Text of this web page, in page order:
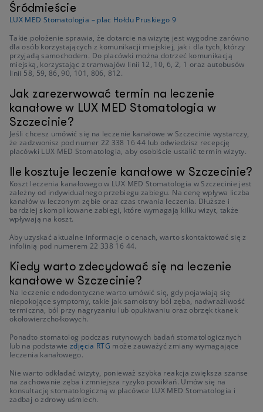
Śródmieście
LUX MED Stomatologia – plac Hołdu Pruskiego 9
Takie położenie sprawia, że dotarcie na wizytę jest wygodne zarówno
dla osób korzystających z komunikacji miejskiej, jak i dla tych, którzy
przyjadą samochodem. Do placówki można dotrzeć komunikacją
miejską, korzystając z tramwajów linii 12, 10, 6, 2, 1 oraz autobusów
linii 58, 59, 86, 90, 101, 806, 812.
Jak zarezerwować termin na leczenie
kanałowe w LUX MED Stomatologia w
Szczecinie?
Jeśli chcesz umówić się na leczenie kanałowe w Szczecinie wystarczy,
że zadzwonisz pod numer 22 338 16 44 lub odwiedzisz recepcję
placówki LUX MED Stomatologia, aby osobiście ustalić termin wizyty.
Ile kosztuje leczenie kanałowe w Szczecinie?
Koszt leczenia kanałowego w LUX MED Stomatologia w Szczecinie jest
zależny od indywidualnego przebiegu zabiegu. Na cenę wpływa liczba
kanałów w leczonym zębie oraz czas trwania leczenia. Dłuższe i
bardziej skomplikowane zabiegi, które wymagają kilku wizyt, także
wpływają na koszt.
Aby uzyskać aktualne informacje o cenach, warto skontaktować się z
infolinią pod numerem 22 338 16 44.
Kiedy warto zdecydować się na leczenie
kanałowe w Szczecinie?
Na leczenie endodontyczne warto umówić się, gdy pojawiają się
niepokojące symptomy, takie jak samoistny ból zęba, nadwrażliwość
termiczna, ból przy nagryzaniu lub opukiwaniu oraz obrzęk tkanek
okołowierzchołkowych.
Ponadto stomatolog podczas rutynowych badań stomatologicznych
lub na podstawiezdjęcia RTG może zauważyć zmiany wymagające
leczenia kanałowego.
Nie warto odkładać wizyty, ponieważ szybka reakcja zwiększa szanse
na zachowanie zęba i zmniejsza ryzyko powikłań. Umów się na
konsultację stomatologiczną w placówce LUX MED Stomatologia i
zadbaj o zdrowy uśmiech.